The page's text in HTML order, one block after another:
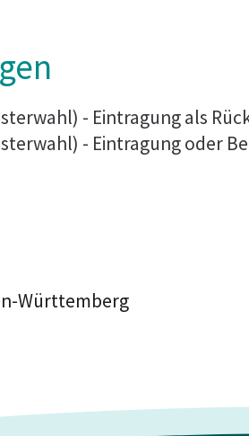
- Eintragung als
- Eintragung oder
Württemberg